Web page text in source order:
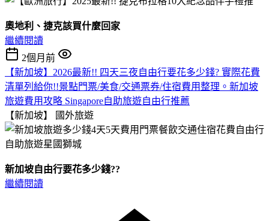
奧地利、捷克該買什麼回家
繼續閱讀
2個月前
【新加坡】2026最新!! 四天三夜自由行要花多少錢? 實際花費
清單列給你!!景點門票/美食/交通票券/住宿費用整理。新加坡
旅遊費用攻略 Singapore自助旅遊自由行推薦
【新加坡】
國外旅遊
新加坡自由行要花多少錢??
繼續閱讀